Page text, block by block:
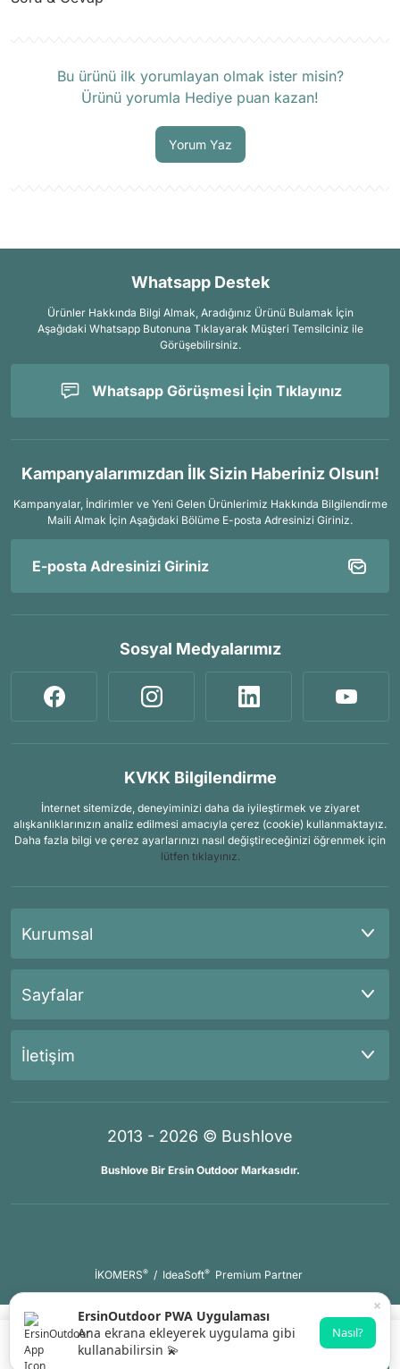
Bu ürünü ilk yorumlayan olmak ister misin?
Ürünü yorumla Hediye puan kazan!
Yorum Yaz
Whatsapp Destek
Ürünler Hakkında Bilgi Almak, Aradığınız Ürünü Bulamak İçin
Aşağıdaki Whatsapp Butonuna Tıklayarak Müşteri Temsilciniz ile
Görüşebilirsiniz.
Whatsapp Görüşmesi İçin Tıklayınız
Kampanyalarımızdan İlk Sizin Haberiniz Olsun!
Kampanyalar, İndirimler ve Yeni Gelen Ürünlerimiz Hakkında Bilgilendirme
Maili Almak İçin Aşağıdaki Bölüme E-posta Adresinizi Giriniz.
Sosyal Medyalarımız
KVKK Bilgilendirme
İnternet sitemizde, deneyiminizi daha da iyileştirmek ve ziyaret
alışkanlıklarınızın analiz edilmesi amacıyla çerez (cookie) kullanmaktayız.
Daha fazla bilgi ve çerez ayarlarınızı nasıl değiştireceğinizi öğrenmek için
lütfen tıklayınız.
Kurumsal
Sayfalar
İletişim
2013 - 2026 © Bushlove
Bushlove Bir Ersin Outdoor Markasıdır.
İKOMERS® / IdeaSoft® Premium Partner
×
ErsinOutdoor PWA Uygulaması
Ana ekrana ekleyerek uygulama gibi
kullanabilirsin 💫
Nasıl?